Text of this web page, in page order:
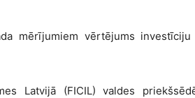
mērījumiem vērtējums
Latvijā (FICIL) valdes